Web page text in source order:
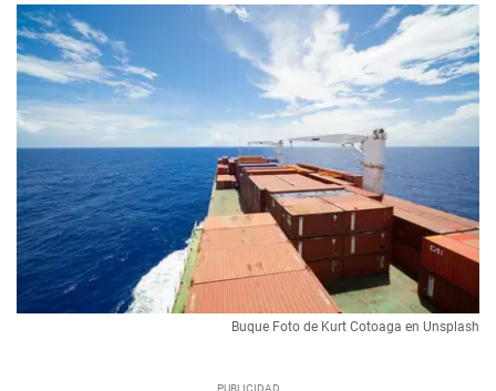
Buque Foto de Kurt Cotoaga en Unsplash